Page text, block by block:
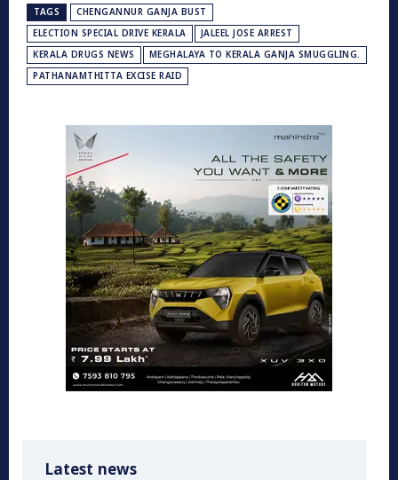
TAGS
CHENGANNUR GANJA BUST
ELECTION SPECIAL DRIVE KERALA
JALEEL JOSE ARREST
KERALA DRUGS NEWS
MEGHALAYA TO KERALA GANJA SMUGGLING.
PATHANAMTHITTA EXCISE RAID
Latest news